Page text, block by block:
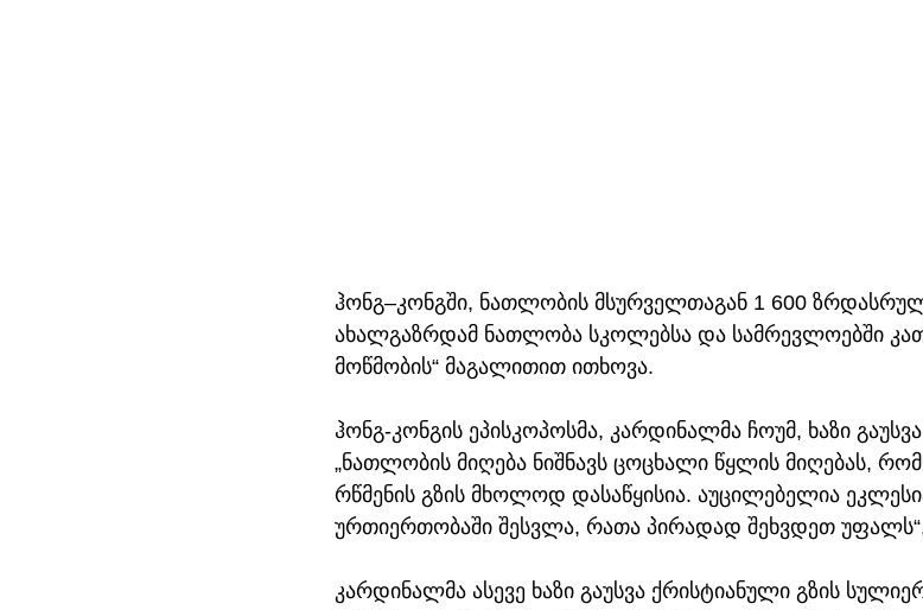
ჰონგ–კონგში, ნათლობის მსურველთაგან 1 600
ახალგაზრდამ ნათლობა სკოლებსა და სამრევლოებში
მოწმობის“ მაგალითით ითხოვა.
ჰონგ-კონგის ეპისკოპოსმა, კარდინალმა ჩოუმ, ხაზი
„ნათლობის მიღება ნიშნავს ცოცხალი წყლის მიღებას,
რწმენის გზის მხოლოდ დასაწყისია. აუცილებელია
ურთიერთობაში შესვლა, რათა პირადად შეხვდეთ
კარდინალმა ასევე ხაზი გაუსვა ქრისტიანული გზის